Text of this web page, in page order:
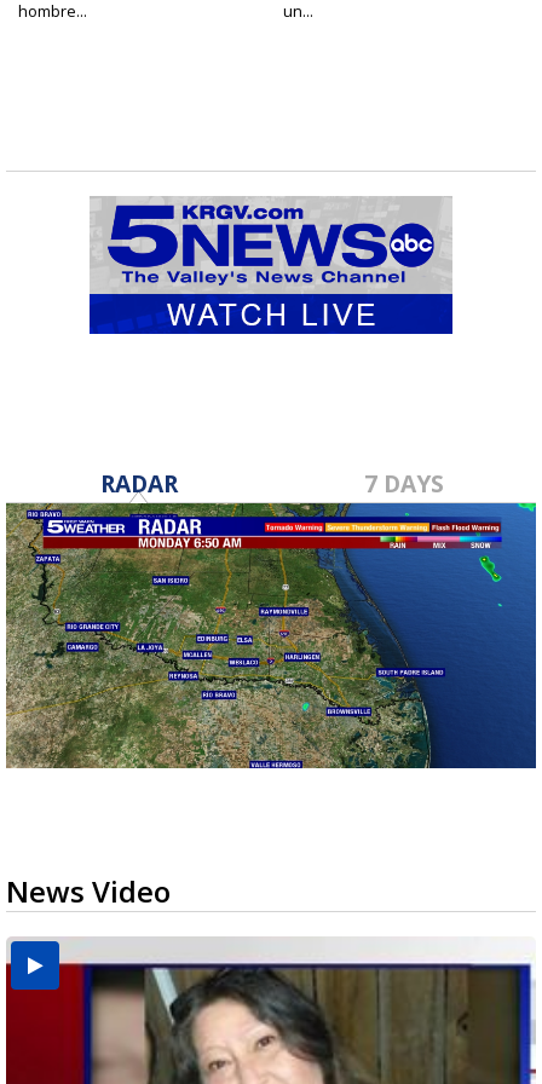
hombre...
un...
RADAR 7 DAYS
News Video